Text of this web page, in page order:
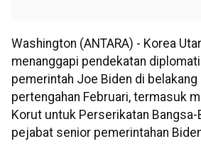
Washington (ANTARA) - Korea
menanggapi pendekatan
pemerintah Joe Biden di belakang
pertengahan Februari, termasuk
Korut untuk Perserikatan Bangsa-
pejabat senior pemerintahan